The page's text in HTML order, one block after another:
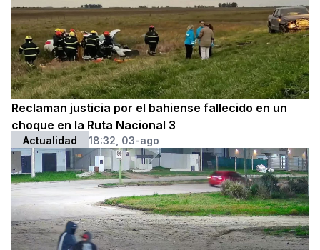
Reclaman justicia por el bahiense fallecido en un
choque en la Ruta Nacional 3
Actualidad 18:32, 03-ago